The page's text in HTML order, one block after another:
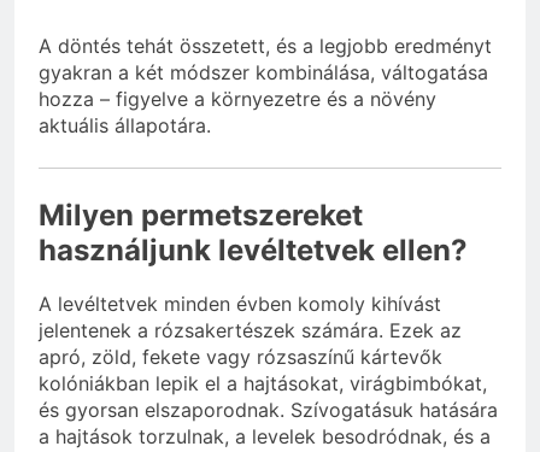
A döntés tehát összetett, és a legjobb eredményt
gyakran a két módszer kombinálása, váltogatása
hozza – figyelve a környezetre és a növény
aktuális állapotára.
Milyen permetszereket
használjunk levéltetvek ellen?
A levéltetvek minden évben komoly kihívást
jelentenek a rózsakertészek számára. Ezek az
apró, zöld, fekete vagy rózsaszínű kártevők
kolóniákban lepik el a hajtásokat, virágbimbókat,
és gyorsan elszaporodnak. Szívogatásuk hatására
a hajtások torzulnak, a levelek besodródnak, és a